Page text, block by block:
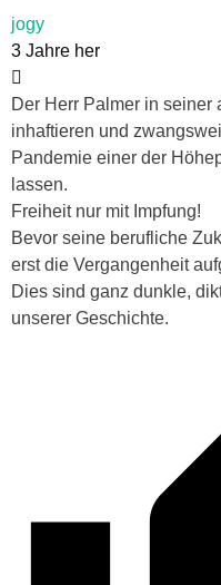
jogy
3 Jahre her
Der Herr Palmer in seiner
inhaftieren und
Pandemie einer der
lassen.
Freiheit nur mit Impfung!
Bevor seine berufliche
erst die Vergangenheit
Dies sind ganz dunkle,
unserer Geschichte.